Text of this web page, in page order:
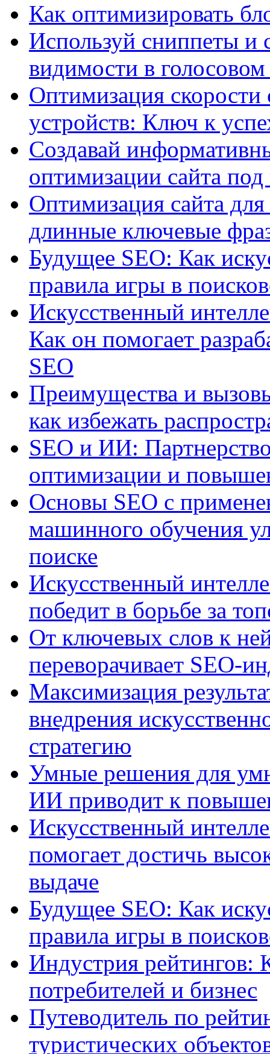
Как оптимизировать
Используй сниппеты и
видимости в
Оптимизация
устройств: Ключ к
Создавай
оптимизации сайта
Оптимизация сайта
длинные ключевые
Будущее SEO: Как
правила игры в
Искусственный
Как он помогает
SEO
Преимущества и
как избежать
SEO и ИИ:
оптимизации и
Основы SEO с
машинного обучения
поиске
Искусственный
победит в борьбе за
От ключевых слов к
переворачивает SEO-
Максимизация
внедрения
стратегию
Умные решения для
ИИ приводит к
Искусственный
помогает достичь
выдаче
Будущее SEO: Как
правила игры в
Индустрия рейтингов:
потребителей и бизнес
Путеводитель по
туристических